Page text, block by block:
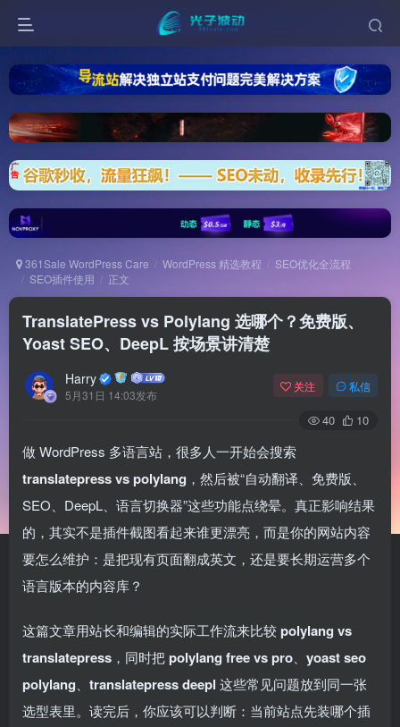
361Sale WordPress Care WordPress 精选教程
SEO优化全流程
SEO插件使用
正文
TranslatePress vs Polylang 选哪个？免费版、
Yoast SEO、DeepL 按场景讲清楚
Harry
5月31日 14:03发布
关注 私信
40 10
做 WordPress 多语言站，很多人一开始会搜索
translatepress vs polylang ，然后被“自动翻译、免费版、
SEO、DeepL、语言切换器”这些功能点绕晕。真正影响结果
的，其实不是插件截图看起来谁更漂亮，而是你的网站内容
要怎么维护：是把现有页面翻成英文，还是要长期运营多个
语言版本的内容库？
这篇文章用站长和编辑的实际工作流来比较polylang vs
translatepress ，同时把polylang free vs pro
yoast seo
polylang
translatepress deepl 这些常见问题放到同一张
选型表里。读完后，你应该可以判断：当前站点先装哪个插